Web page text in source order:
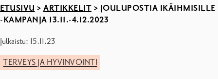
ETUSIVU > ARTIKKELIT > JOULUPOSTIA IKÄIHMISILLE
-KAMPANJA 13.11.-4.12.2023
Julkaistu: 15.11.23
TERVEYS JA HYVINVOINTI